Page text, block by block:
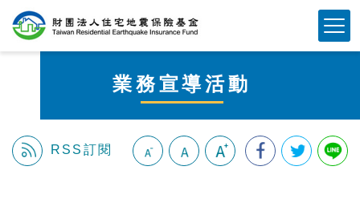
業務宣導活動
RSS訂閱